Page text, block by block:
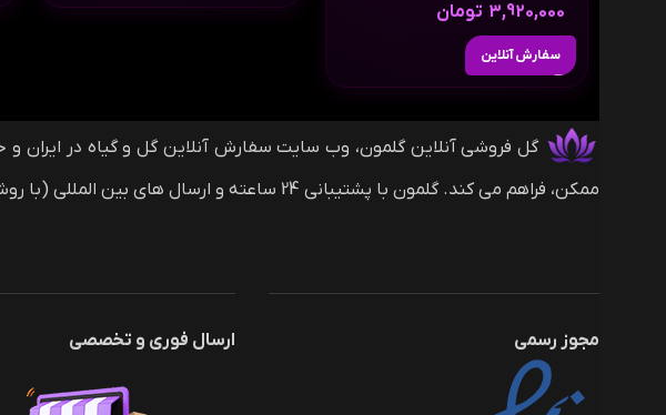
3,920,000 تومان
سفارش آنلاین
ممکن، فراهم می کند. گلمون با پشتیبانی 24 ساعته و ارسال های بین المللی (با روش های پرداخت ریالی و دلاری) همراه شماست.
مجوز رسمی ارسال فوری و تخصصی